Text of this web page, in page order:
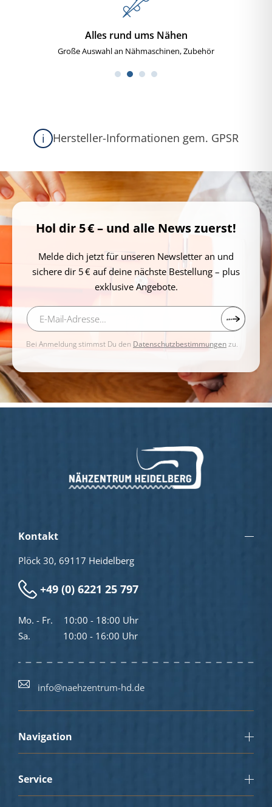
Alles rund ums Nähen
Große Auswahl an Nähmaschinen, Zubehör
i Hersteller-Informationen gem. GPSR
Hol dir 5 € – und alle News zuerst!
Melde dich jetzt für unseren Newsletter an und
sichere dir 5 € auf deine nächste Bestellung – plus
exklusive Angebote.
Bei Anmeldung stimmst Du den Datenschutzbestimmungenzu.
Kontakt
Plöck 30, 69117 Heidelberg
+49 (0) 6221 25 797
Mo. - Fr.
10:00 - 18:00 Uhr
Sa.
10:00 - 16:00 Uhr
info@naehzentrum-hd.de
Navigation
Service